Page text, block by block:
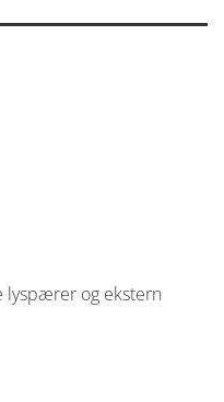
lyspærer og ekstern